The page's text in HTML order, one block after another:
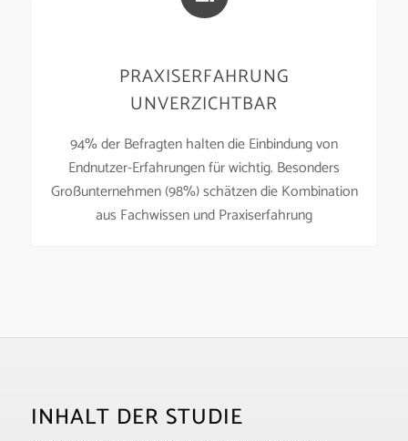
PRAXISERFAHRUNG
UNVERZICHTBAR
94% der Befragten halten die Einbindung von
Endnutzer-Erfahrungen für wichtig. Besonders
Großunternehmen (98%) schätzen die Kombination
aus Fachwissen und Praxiserfahrung
INHALT DER STUDIE